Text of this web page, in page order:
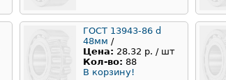
ГОСТ 13943-86 d
48мм /
Цена: 28.32 р. / шт
Кол-во: 88
В корзину!